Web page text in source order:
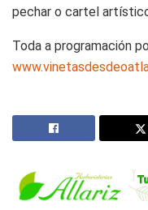
pechar o cartel
Toda a programación